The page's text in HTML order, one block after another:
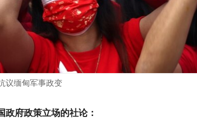
议缅甸军事政变
政府政策立场的社论：